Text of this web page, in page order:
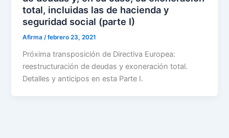
total, incluidas las de hacienda y
seguridad social (parte I)
Afirma/febrero 23, 2021
Próxima transposición de Directiva Europea:
reestructuración de deudas y exoneración total.
Detalles y anticipos en esta Parte I.